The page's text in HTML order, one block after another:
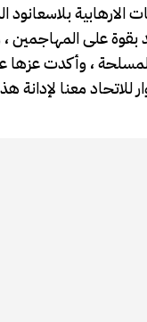
الارهابية
على المهاجمين
، وأكدت عزها
معنا لإدانة